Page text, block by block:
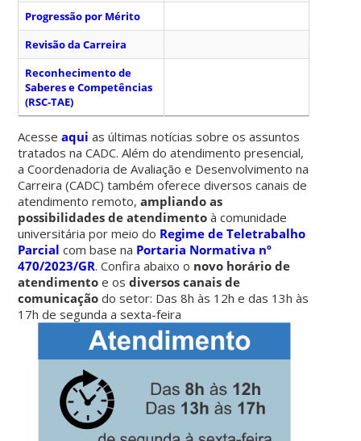
Progressão por Mérito
Revisão da Carreira
Reconhecimento de
Saberes e Competências
(RSC-TAE)
Acesseaqui as últimas notícias sobre os assuntos
tratados na CADC. Além do atendimento presencial,
a Coordenadoria de Avaliação e Desenvolvimento na
Carreira (CADC) também oferece diversos canais de
atendimento remoto,ampliando as
possibilidades de atendimento à comunidade
universitária por meio do Regime de Teletrabalho
Parcial com base na Portaria Normativa nº
470/2023/GR. Confira abaixo o novo horário de
atendimento e osdiversos canais de
comunicação do setor: Das 8h às 12h e das 13h às
17h de segunda a sexta-feira